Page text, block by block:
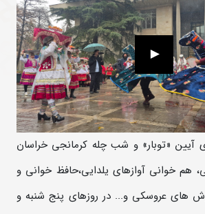
آیین «توبار» و شب چله کرمانجی خراسان
هم خوانی آوازهای یلدایی،حافظ خوانی و
های عروسکی و... در روزهای پنج شنبه و